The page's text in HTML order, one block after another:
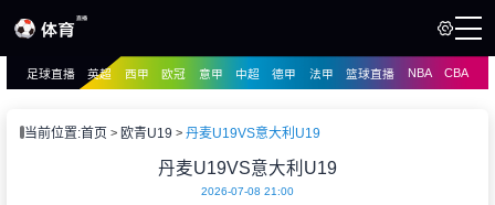
播
足球直播 英超 西甲 欧冠 意甲 中超 德甲 法甲 篮球直播 NBA CBA
当前位置:首页 欧青U19 丹麦U19VS意大利U19
丹麦U19VS意大利U19
2026-07-08 21:00